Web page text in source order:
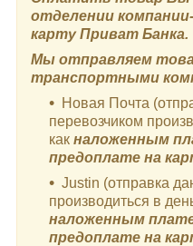
отделении
карту Приват Банка.
Мы отправляем
транспортными
Новая Почта
перевозчиком
как наложенным
предоплате на
Justin (отправка
производиться в
наложенным
предоплате на